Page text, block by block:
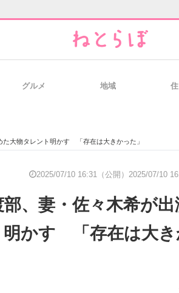
グルメ 地域
大物タレント明かす 「存在は大きかった」
2025/07/10 16:31（公開） 2025/07/10
、妻・佐々木希が出
明かす 「存在は大き